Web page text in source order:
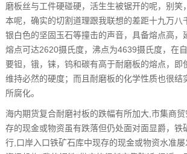
磨板丝与工件硬碰硬，活生生被锯开的呢，别笑
本呢，确实的切割道理跟我联想的差距十九万八
银白色的坚固玉石等撞击的声音，具备熔点高，
熔点可达2620摄氏度，沸点为4639摄氏度，在
要钽，锇，铼，钨和碳有高于耐磨板的熔点，即
维持必然的硬度；而且耐磨板的化学性质也很结
所腐化。
海内期货复合耐磨衬板的跌幅有所加大,市集商
存的现金或物资虽有跌落但仍处面对面显爵，铁
行,口岸入口铁矿石库中现存的现金或物资水准